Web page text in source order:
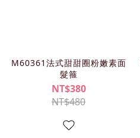
M60361法式甜甜圈粉嫩素面
髮箍
NT$380
NT$480